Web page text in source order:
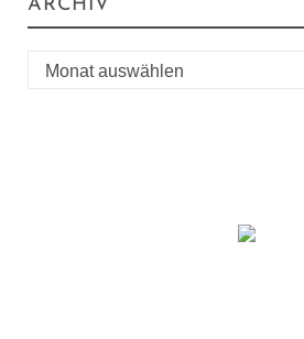
ARCHIV